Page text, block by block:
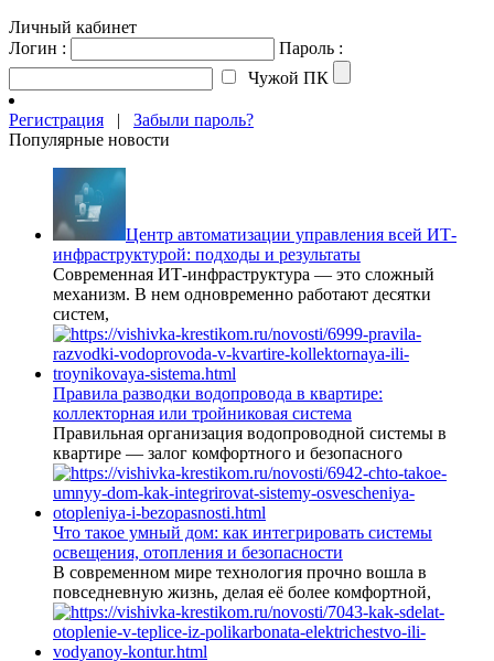
Личный кабинет
Логин :
Пароль :
Чужой ПК
Регистрация | Забыли пароль?
Популярные новости
Центр автоматизации управления всей ИТ-
инфраструктурой: подходы и результаты
Современная ИТ-инфраструктура — это сложный
механизм. В нем одновременно работают десятки
систем,
Правила разводки водопровода в квартире:
коллекторная или тройниковая система
Правильная организация водопроводной системы в
квартире — залог комфортного и безопасного
Что такое умный дом: как интегрировать системы
освещения, отопления и безопасности
В современном мире технология прочно вошла в
повседневную жизнь, делая её более комфортной,